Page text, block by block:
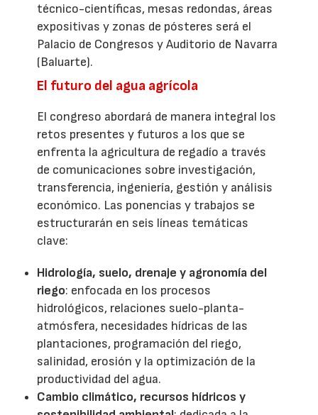
técnico-científicas, mesas redondas, áreas
expositivas y zonas de pósteres será el
Palacio de Congresos y Auditorio de Navarra
(Baluarte).
El futuro del agua agrícola
El congreso abordará de manera integral los
retos presentes y futuros a los que se
enfrenta la agricultura de regadío a través
de comunicaciones sobre investigación,
transferencia, ingeniería, gestión y análisis
económico. Las ponencias y trabajos se
estructurarán en seis líneas temáticas
clave:
Hidrología, suelo, drenaje y agronomía del
riego: enfocada en los procesos
hidrológicos, relaciones suelo-planta-
atmósfera, necesidades hídricas de las
plantaciones, programación del riego,
salinidad, erosión y la optimización de la
productividad del agua.
Cambio climático, recursos hídricos y